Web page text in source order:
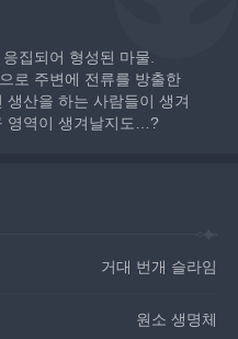
집되어 형성된 마물.
로 주변에 전류를 방출한
산을 하는 사람들이 생겨
영역이 생겨날지도…?
거대 번개 슬라임
원소 생명체